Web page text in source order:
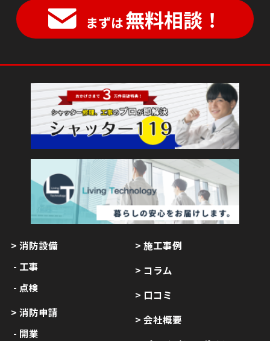
まずは無料相談！
消防設備
工事
点検
消防申請
開業
施工事例
コラム
口コミ
会社概要